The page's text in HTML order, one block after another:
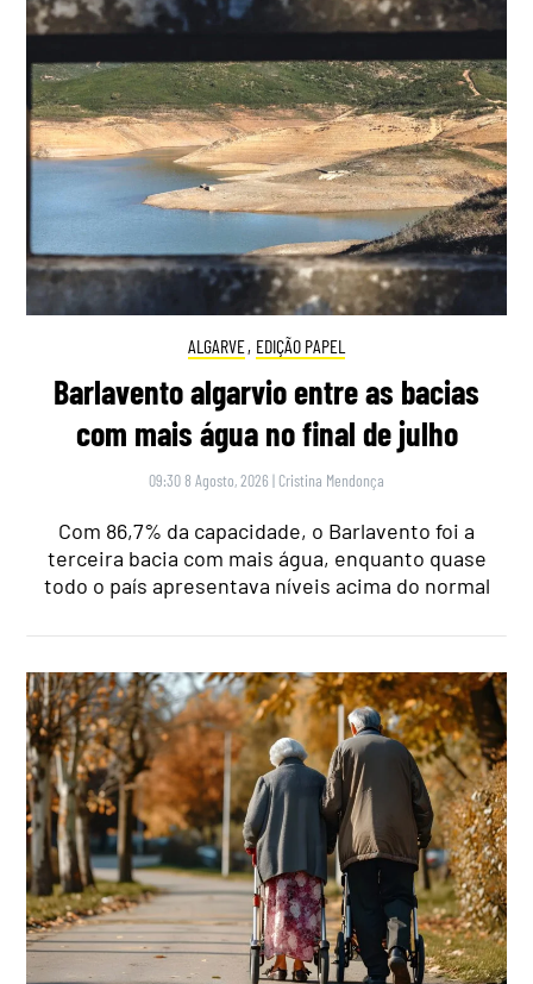
ALGARVE, EDIÇÃO PAPEL
Barlavento algarvio entre as bacias
com mais água no final de julho
09:30 8 Agosto, 2026 | Cristina Mendonça
Com 86,7% da capacidade, o Barlavento foi a
terceira bacia com mais água, enquanto quase
todo o país apresentava níveis acima do normal